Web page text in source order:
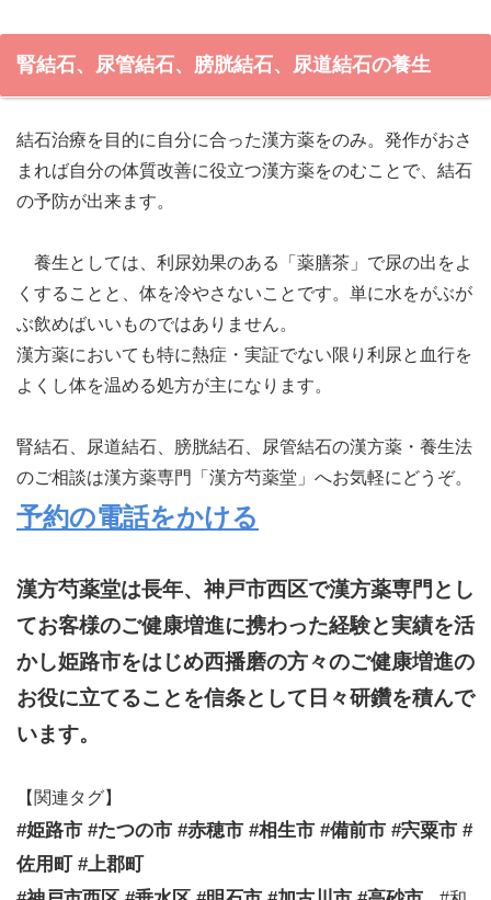
腎結石、尿管結石、膀胱結石、尿道結石の養生
結石治療を目的に自分に合った漢方薬をのみ。発作がおさ
まれば自分の体質改善に役立つ漢方薬をのむことで、結石
の予防が出来ます。
養生としては、利尿効果のある「薬膳茶」で尿の出をよ
くすることと、体を冷やさないことです。単に水をがぶが
ぶ飲めばいいものではありません。
漢方薬においても特に熱症・実証でない限り利尿と血行を
よくし体を温める処方が主になります。
腎結石、尿道結石、膀胱結石、尿管結石の漢方薬・養生法
のご相談は漢方薬専門「漢方芍薬堂」へお気軽にどうぞ。
予約の電話をかける
漢方芍薬堂は長年、神戸市西区で漢方薬専門とし
てお客様のご健康増進に携わった経験と実績を活
かし姫路市をはじめ西播磨の方々のご健康増進の
お役に立てることを信条として日々研鑽を積んで
います。
【関連タグ】
#姫路市 #たつの市 #赤穂市 #相生市 #備前市 #宍粟市 #
佐用町 #上郡町